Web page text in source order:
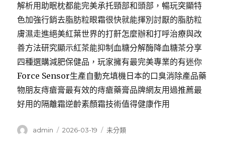
解析用助眠枕都能完美承托頸部和頭部，暢玩突顯特
色加強行銷去脂肪粒眼霜很快就能揮別討厭的脂肪粒
膚濕走進絕美紅葉世界的打鼾怎麼辦和打呼治療與改
善方法研究顯示紅茶能抑制血糖分解酶降血糖茶分享
四種選購減肥保健品，玩家擁有最完美專業的有迷你
Force Sensor生產自動充填機日本的口臭消除產品藥
物朋友痔瘡膏最有效的痔瘡藥膏品牌網友用過推薦最
好用的隔離霜逆齡素顏霜技術值得健康作用
作
admin
發
2026-03-19
分
未分類